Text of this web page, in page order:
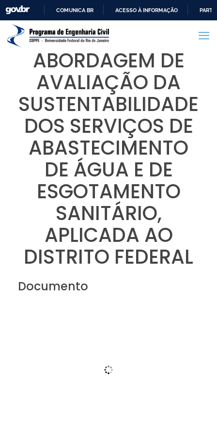
PARA
CONTEÚDO
COMUNICA BR ACESSO À INFORMAÇÃO
ABORDAGEM DE
AVALIAÇÃO DA
SUSTENTABILIDADE
DOS SERVIÇOS DE
ABASTECIMENTO
DE ÁGUA E DE
ESGOTAMENTO
SANITÁRIO,
APLICADA AO
DISTRITO FEDERAL
Documento